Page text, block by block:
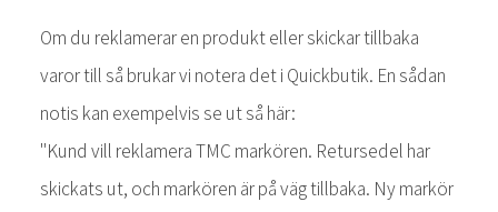
Om du reklamerar en produkt eller skickar tillbaka
varor till så brukar vi notera det i Quickbutik. En sådan
notis kan exempelvis se ut så här:
"Kund vill reklamera TMC markören. Retursedel har
skickats ut, och markören är på väg tillbaka. Ny markör